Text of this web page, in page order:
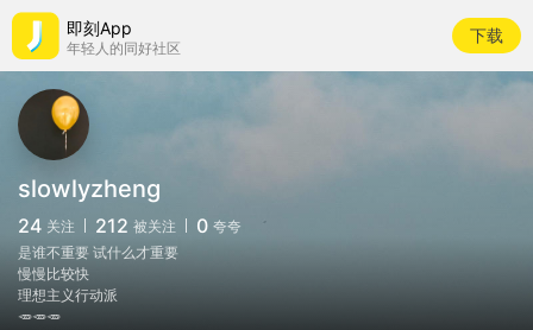
即刻App
年轻人的同好社区
下载
slowlyzheng
24 关注 212 被关注 0 夸夸
是谁不重要 试什么才重要
慢慢比较快
理想主义行动派
🥕🥕🥕